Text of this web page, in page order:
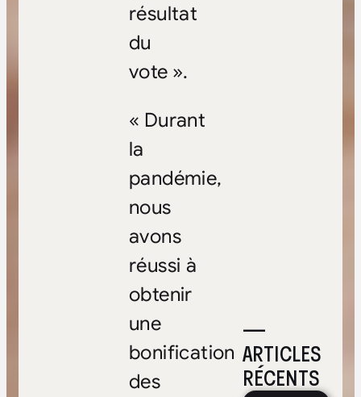
—
ARTICLES
RÉCENTS
résultat
du
vote ».
« Durant
la
pandémie,
nous
avons
réussi à
obtenir
une
bonification
des